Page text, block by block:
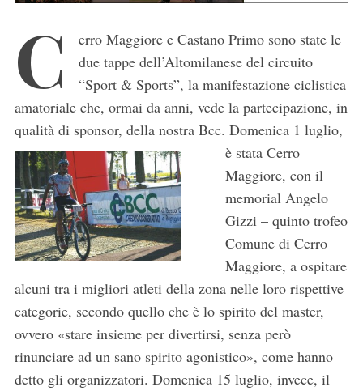
C
erro Maggiore e Castano Primo sono state le
due tappe dell’Altomilanese del circuito
“Sport & Sports”, la manifestazione ciclistica
amatoriale che, ormai da anni, vede la partecipazione, in
qualità di sponsor, della nostra Bcc. Domenica 1 luglio,
è stata Cerro
Maggiore, con il
memorial Angelo
Gizzi – quinto trofeo
Comune di Cerro
Maggiore, a ospitare
alcuni tra i migliori atleti della zona nelle loro rispettive
categorie, secondo quello che è lo spirito del master,
ovvero «stare insieme per divertirsi, senza però
rinunciare ad un sano spirito agonistico», come hanno
detto gli organizzatori. Domenica 15 luglio, invece, il